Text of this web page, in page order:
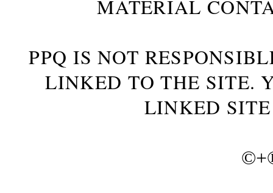
MATERIAL
PPQ IS NOT
LINKED TO THE SITE.
LINKED
©+